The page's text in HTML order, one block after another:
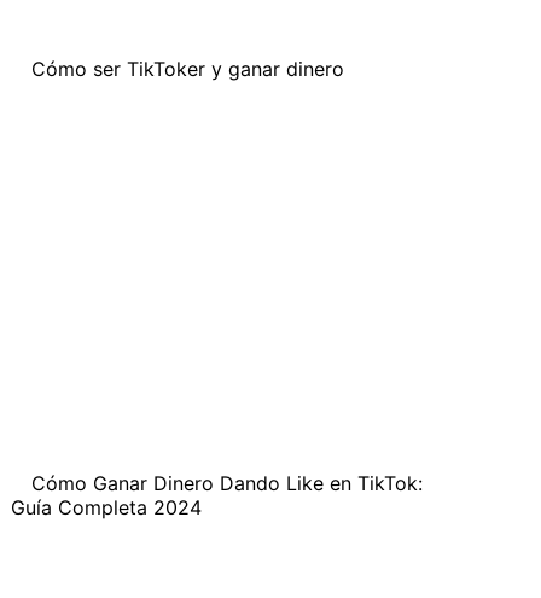
Cómo ser TikToker y ganar dinero
Cómo Ganar Dinero Dando Like en TikTok:
Guía Completa 2024